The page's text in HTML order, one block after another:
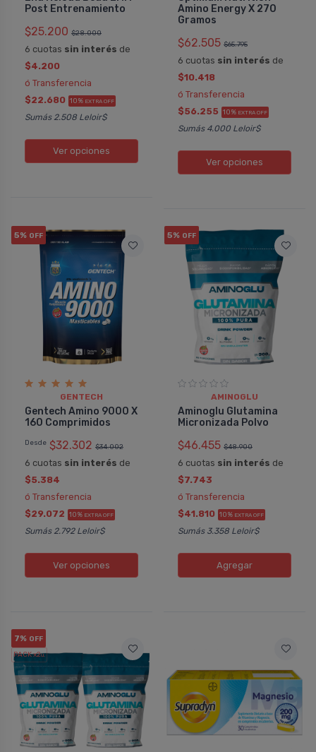
Post Entrenamiento
$25.200 $28.000
6 cuotas sin interés de
$4.200
ó Transferencia
$22.680 10% EXTRA OFF
Sumás 2.508 Leloir$
Ver opciones
Amino Energy X 270
Gramos
$62.505 $65.795
6 cuotas sin interés de
$10.418
ó Transferencia
$56.255 10% EXTRA OFF
Sumás 4.000 Leloir$
Ver opciones
5% OFF
GENTECH
Gentech Amino 9000 X
160 Comprimidos
Desde $32.302 $34.002
6 cuotas sin interés de
$5.384
ó Transferencia
$29.072 10% EXTRA OFF
Sumás 2.792 Leloir$
Ver opciones
5% OFF
AMINOGLU
Aminoglu Glutamina
Micronizada Polvo
$46.455 $48.900
6 cuotas sin interés de
$7.743
ó Transferencia
$41.810 10% EXTRA OFF
Sumás 3.358 Leloir$
Agregar
7% OFF
PACK x2u.